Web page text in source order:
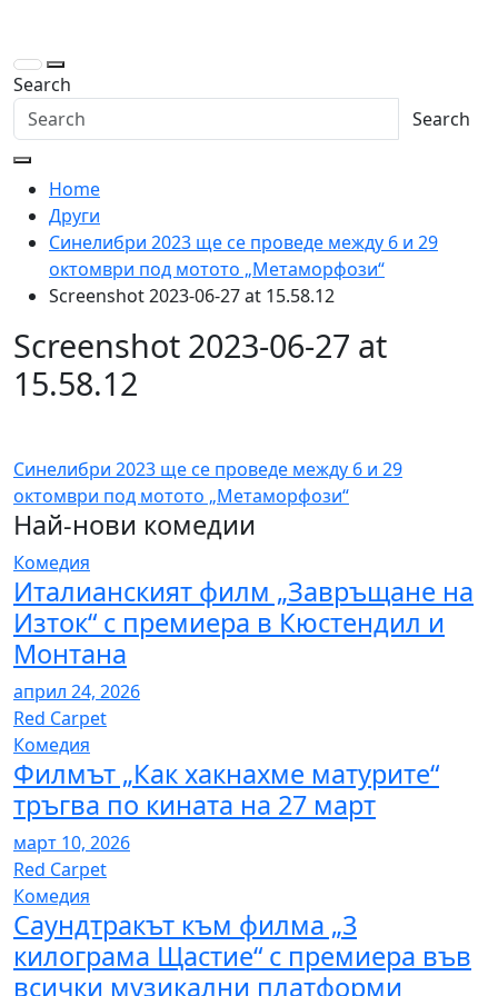
content
Search
Search
Home
Други
Синелибри 2023 ще се проведе между 6 и 29
октомври под мотото „Метаморфози“
Screenshot 2023-06-27 at 15.58.12
Screenshot 2023-06-27 at
15.58.12
Навигация
Синелибри 2023 ще се проведе между 6 и 29
октомври под мотото „Метаморфози“
Най-нови комедии
Комедия
Италианският филм „Завръщане на
Изток“ с премиера в Кюстендил и
Монтана
април 24, 2026
Red Carpet
Комедия
Филмът „Как хакнахме матурите“
тръгва по кината на 27 март
март 10, 2026
Red Carpet
Комедия
Саундтракът към филма „3
килограма Щастие“ с премиера във
всички музикални платформи